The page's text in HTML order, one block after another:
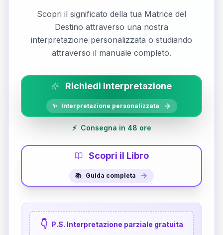
Scopri il significato della tua Matrice del
Destino attraverso una nostra
interpretazione personalizzata o studiando
attraverso il manuale completo.
Richiedi Interpretazione
✨ Interpretazione personalizzata
⚡ Consegna in 48 ore
Scopri il Libro
📚 Guida completa
👇 P.S. Interpretazione parziale gratuita